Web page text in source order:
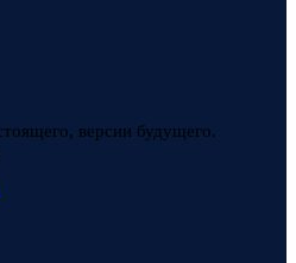
версии будущего.